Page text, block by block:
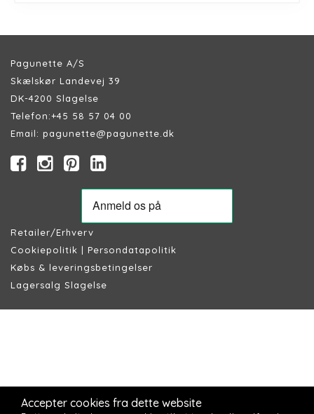
Pagunette A/S
Skælskør Landevej 39
DK-4200 Slagelse
Telefon:+45 58 57 04 00
Email: pagunette@pagunette.dk
Retailer/Erhverv
Cookiepolitik | Persondatapolitik
Købs & leveringsbetingelser
Lagersalg Slagelse
Accepter cookies fra dette website